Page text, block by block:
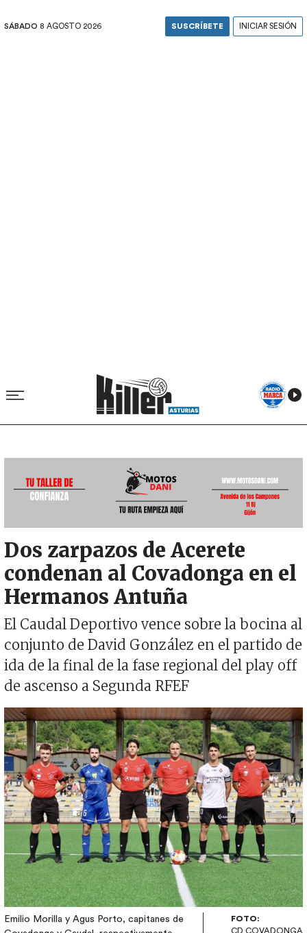
SÁBADO 8 AGOSTO 2026 SUSCRÍBETE INICIAR SESIÓN
Dos zarpazos de Acerete
condenan al Covadonga en el
Hermanos Antuña
El Caudal Deportivo vence sobre la bocina al
conjunto de David González en el partido de
ida de la final de la fase regional del play off
de ascenso a Segunda RFEF
Imagen
Emilio Morilla y Agus Porto, capitanes de
FOTO:
CD COVADONGA